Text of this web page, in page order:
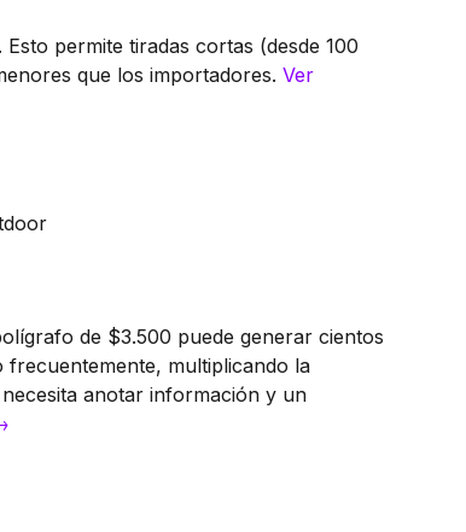
permite tiradas cortas (desde 100
que los importadores. Ver
de $3.500 puede generar cientos
multiplicando la
anotar información y un